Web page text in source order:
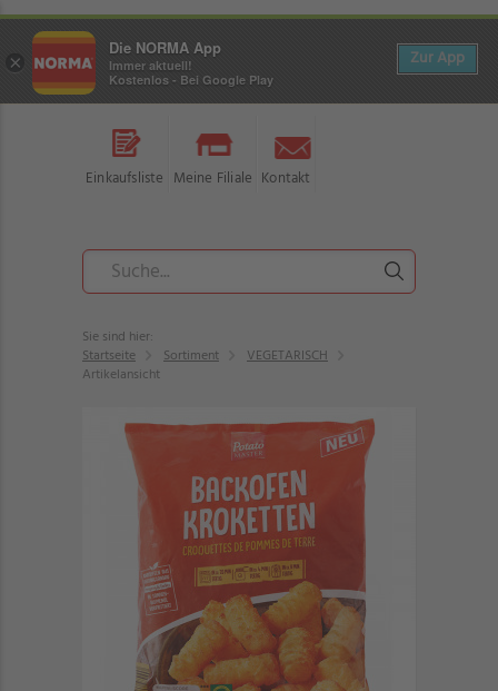
Einkaufsliste Meine Filiale Kontakt
Sie sind hier:
Startseite
Sortiment
VEGETARISCH
Artikelansicht
×
Die NORMA App
Immer aktuell!
Kostenlos - Bei Google Play
Zur App